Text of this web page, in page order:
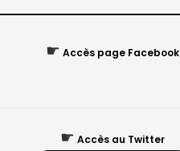
☛ Accès page Facebook
☛ Accès au Twitter